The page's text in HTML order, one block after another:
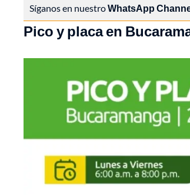
Síganos en nuestroWhatsApp
Pico y placa en